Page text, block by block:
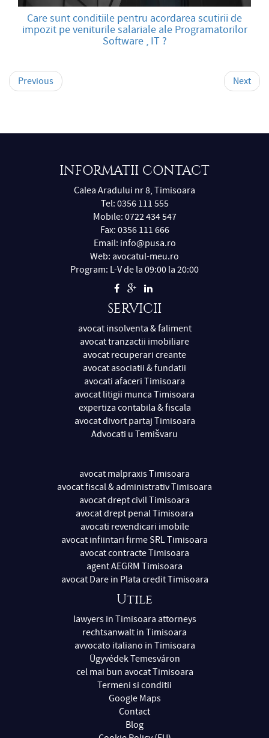
Care sunt conditiile pentru acordarea scutirii de
impozit pe veniturile salariale ale Programatorilor
Software , IT ?
Previous Next
INFORMATII CONTACT
Calea Aradului nr 8, Timisoara
Tel: 0356 111 555
Mobile: 0722 434 547
Fax: 0356 111 666
Email: info@pusa.ro
Web: avocatul-meu.ro
Program: L-V de la 09:00 la 20:00
SERVICII
avocat insolventa & faliment
avocat tranzactii imobiliare
avocat recuperari creante
avocat asociatii & fundatii
avocati afaceri Timisoara
avocat litigii munca Timisoara
expertiza contabila & fiscala
avocat divort partaj Timisoara
Advocati u Temišvaru
avocat malpraxis Timisoara
avocat fiscal & administrativ Timisoara
avocat drept civil Timisoara
avocat drept penal Timisoara
avocati revendicari imobile
avocat infiintari firme SRL Timisoara
avocat contracte Timisoara
agent AEGRM Timisoara
avocat Dare in Plata credit Timisoara
Utile
lawyers in Timisoara attorneys
rechtsanwalt in Timisoara
avvocato italiano in Timisoara
Ügyvédek Temesváron
cel mai bun avocat Timisoara
Termeni si conditii
Google Maps
Contact
Blog